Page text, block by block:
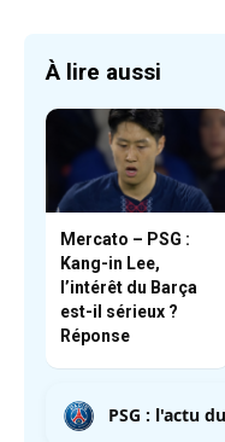
À lire aussi
Mercato – PSG :
Kang-in Lee,
l’intérêt du Barça
est-il sérieux ?
Réponse
PSG : l'actu